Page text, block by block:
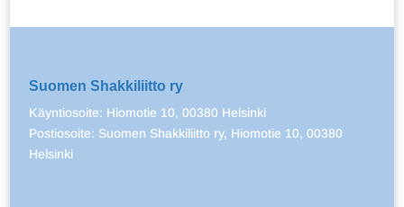
Suomen Shakkiliitto ry
Käyntiosoite: Hiomotie 10, 00380 Helsinki
Postiosoite: Suomen Shakkiliitto ry, Hiomotie 10, 00380
Helsinki